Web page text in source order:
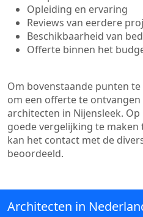
Opleiding en ervaring
Reviews van eerdere
Beschikbaarheid van
Offerte binnen het
Om bovenstaande punten
om een offerte te
architecten in Nijensleek.
goede vergelijking te
kan het contact met de
beoordeeld.
Architecten in